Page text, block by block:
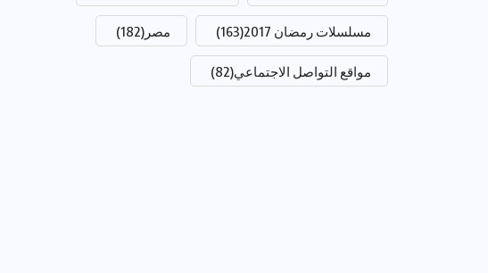
مسلسلات رمضان 2017 (163) مصر (182)
مواقع التواصل الاجتماعي(82)